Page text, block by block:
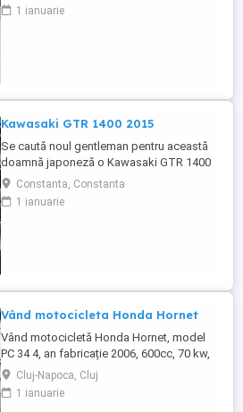
ITP valabil pana in noiembrie 2027 Revizii
si schimb de ulei in service autorizat
1 ianuarie
Kawasaki GTR 1400 2015
Se caută noul gentleman pentru această
doamnă japoneză o Kawasaki GTR 1400
care încă întoarce priviri și iubește
kilometrii. A fost răsfățată, întreținută la
timp și tratată cu respect. O dau doar
Constanta, Constanta
1 ianuarie
Vând motocicleta Honda Hornet
Vând motocicletă Honda Hornet, model
PC 34 4, an fabricație 2006, 600cc, 70 kw,
98 cp, inspecție tehnică valabilă până în
august 2027 . Preț 1900 euro
Cluj-Napoca, Cluj
1 ianuarie